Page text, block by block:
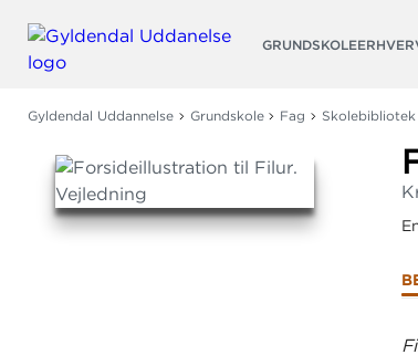
GRUNDSKOLE
Gyldendal Uddannelse Grundskole Fag Skolebibliotek